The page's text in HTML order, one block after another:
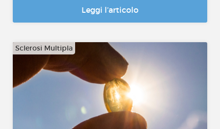
Leggi l’articolo
Sclerosi Multipla